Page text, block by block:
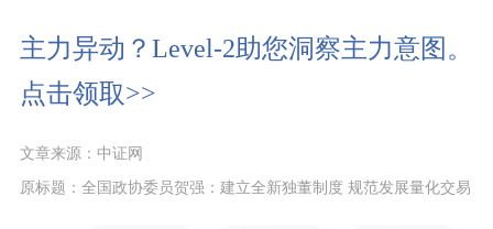
主力异动？Level-2助您洞察主力意图。
点击领取>>
文章来源：中证网
原标题：全国政协委员贺强：建立全新独董制度 规范发展量化交易